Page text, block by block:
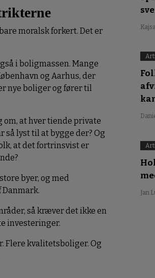
moralsk forkert. Det er
i boligmassen. Mange
og Aarhus, der
nye boliger og fører til
om, at hver tiende private
lyst til at bygge der? Og
at det fortrinsvist er
byer, og med
så kræver det ikke en
investeringer.
Flere kvalitetsboliger. Og
Jan